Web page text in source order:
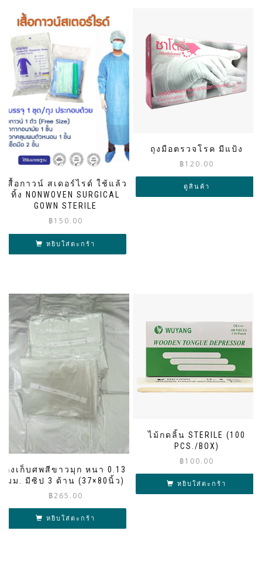
เสื้อกาวน์ สเดอร์ไรด์ ใช้แล้ว
ทิ้ง NONWOVEN SURGICAL
GOWN STERILE
฿150.00
หยิบใส่ตะกร้า
ถุงมือตรวจโรค มีแป้ง
฿120.00
ดูสินค้า
ถุงเก็บศพสีขาวมุก หนา 0.13
มม. มีซิป 3 ด้าน (37×80นิ้ว)
฿265.00
หยิบใส่ตะกร้า
ไม้กดลิ้น STERILE (100
PCS./BOX)
฿100.00
หยิบใส่ตะกร้า